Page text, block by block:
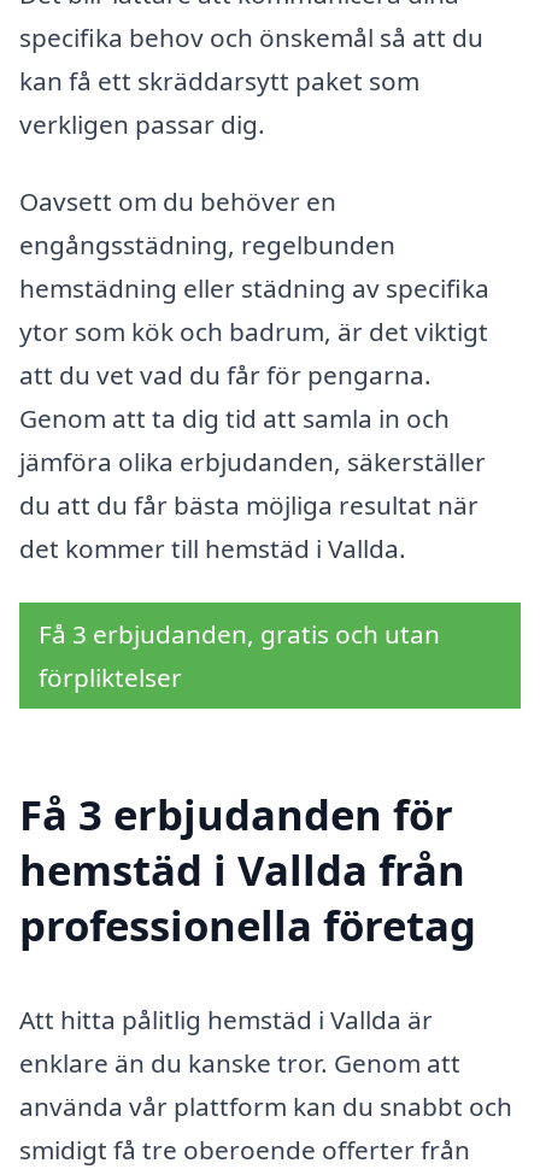
specifika behov och önskemål så att du
kan få ett skräddarsytt paket som
verkligen passar dig.
Oavsett om du behöver en
engångsstädning, regelbunden
hemstädning eller städning av specifika
ytor som kök och badrum, är det viktigt
att du vet vad du får för pengarna.
Genom att ta dig tid att samla in och
jämföra olika erbjudanden, säkerställer
du att du får bästa möjliga resultat när
det kommer till hemstäd i Vallda.
Få 3 erbjudanden, gratis och utan
förpliktelser
Få 3 erbjudanden för
hemstäd i Vallda från
professionella företag
Att hitta pålitlig hemstäd i Vallda är
enklare än du kanske tror. Genom att
använda vår plattform kan du snabbt och
smidigt få tre oberoende offerter från